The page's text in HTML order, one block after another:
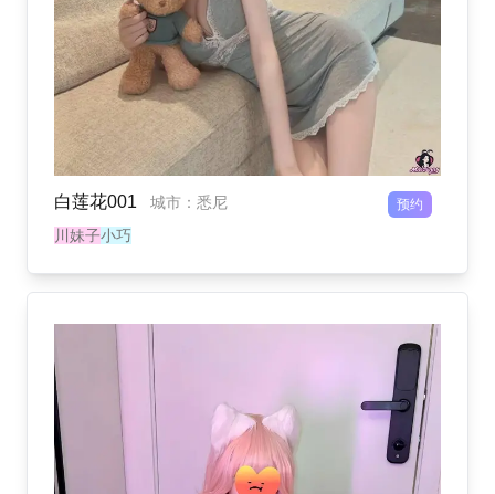
白莲花001 城市 ： 悉尼 预约
川妹子小巧